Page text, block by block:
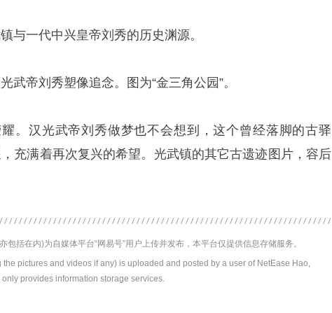
与一代中兴皇帝刘秀的历史渊源。
武帝刘秀塑像追念。图为“金三角公园”。
。汉光武帝刘秀做梦也不会想到，这个曾经落脚的古驿
充满着再次复兴的希望。光武镇的其它古遗迹图片，容后
包括在内)为自媒体平台“网易号”用户上传并发布，本平台仅提供信息存储服务。
pictures and videos if any) is uploaded and posted by a user of NetEase Hao,
provides information storage services.